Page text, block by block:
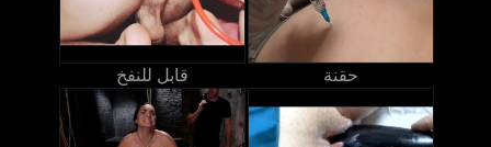
قابل للنفخ حقنة